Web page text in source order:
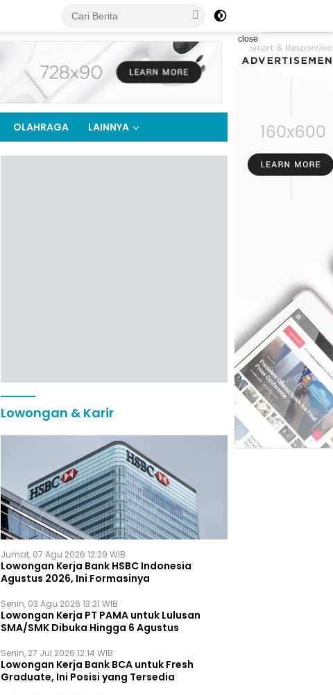
close
OLAHRAGA LAINNYA
Lowongan & Karir
Jumat, 07 Agu 2026 12:29 WIB
Lowongan Kerja Bank HSBC Indonesia
Agustus 2026, Ini Formasinya
Senin, 03 Agu 2026 13:21 WIB
Lowongan Kerja PT PAMA untuk Lulusan
SMA/SMK Dibuka Hingga 6 Agustus
Senin, 27 Jul 2026 12:14 WIB
Lowongan Kerja Bank BCA untuk Fresh
Graduate, Ini Posisi yang Tersedia